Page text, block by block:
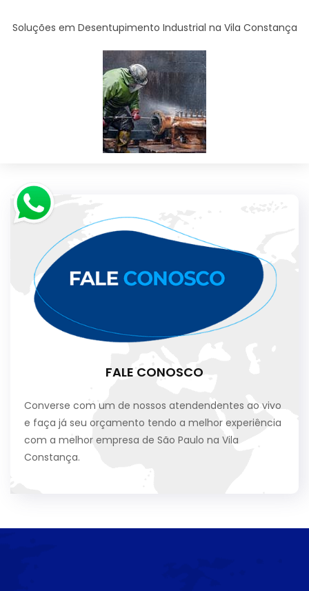
Soluções em Desentupimento Industrial na Vila Constança
FALE CONOSCO
Converse com um de nossos atendendentes ao vivo
e faça já seu orçamento tendo a melhor experiência
com a melhor empresa de São Paulo na Vila
Constança.